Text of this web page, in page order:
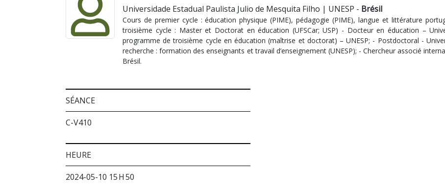
Universidade Estadual Paulista Julio de Mesquita Filho | UNESP - Brésil
Cours de premier cycle : éducation physique (PIME), pédagogie (PIME), langue et littérature
troisième cycle : Master et Doctorat en éducation (UFSCar; USP) - Docteur en éducation –
programme de troisième cycle en éducation (maîtrise et doctorat) – UNESP; - Postdoctoral -
recherche : formation des enseignants et travail d’enseignement (UNESP); - Chercheur associé
Brésil.
SÉANCE
C-V410
HEURE
2024-05-10 15 H 50